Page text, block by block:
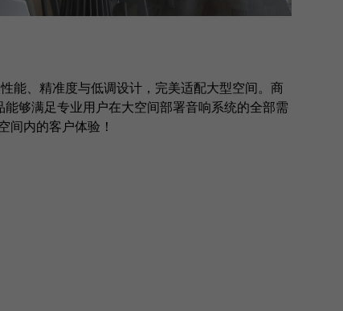
能、精准度与低调设计，完美适配大型空间。商
够满足专业用户在大空间部署音响系统的全部需
间内的客户体验！